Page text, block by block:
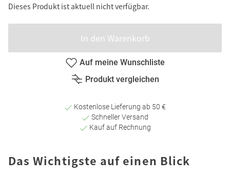
Dieses Produkt ist aktuell nicht verfügbar.
In den Warenkorb
Auf meine Wunschliste
Produkt vergleichen
Kostenlose Lieferung ab 50 €
Schneller Versand
Kauf auf Rechnung
Das Wichtigste auf einen Blick